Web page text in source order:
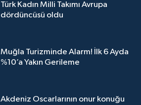
Türk Kadın Milli Takımı Avrupa
dördüncüsü oldu
Muğla Turizminde Alarm! İlk 6 Ayda
%10’a Yakın Gerileme
Akdeniz Oscarlarının onur konuğu